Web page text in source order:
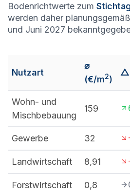
Bodenrichtwerte zum
werden daher
und Juni 2027
Nutzart
⌀
(€/m2)
△
Wohn- und
Mischbebauung
159
Gewerbe 32
Landwirtschaft 8,91
Forstwirtschaft 0,8